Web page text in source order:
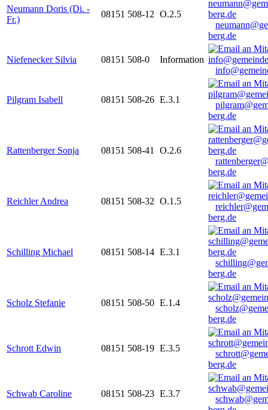
Neumann Doris (Di. -
Fr.)
08151 508-12 O.2.5
berg.de
Niefenecker Silvia 08151 508-0
Information
Pilgram Isabell 08151 508-26 E.3.1
berg.de
Rattenberger Sonja 08151 508-41
O.2.6
berg.de
Reichler Andrea 08151 508-32 O.1.5
berg.de
Schilling Michael 08151 508-14 E.3.1
berg.de
Scholz Stefanie 08151 508-50 E.1.4
berg.de
Schrott Edwin 08151 508-19 E.3.5
berg.de
Schwab Caroline 08151 508-23 E.3.7